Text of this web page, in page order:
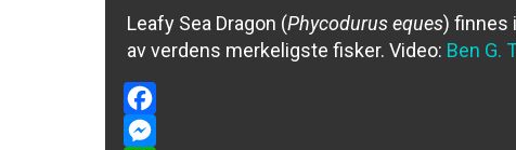
Leafy Sea Dragon (Phycodurus eques) finnes
av verdens merkeligste fisker. Video: Ben G.
Facebook